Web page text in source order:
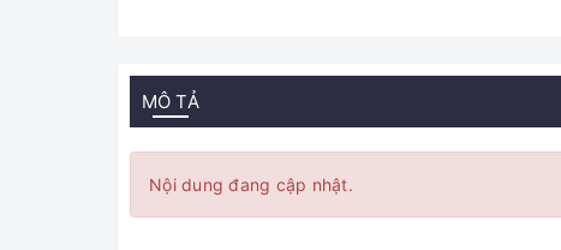
MÔ TẢ
Nội dung đang cập nhật.